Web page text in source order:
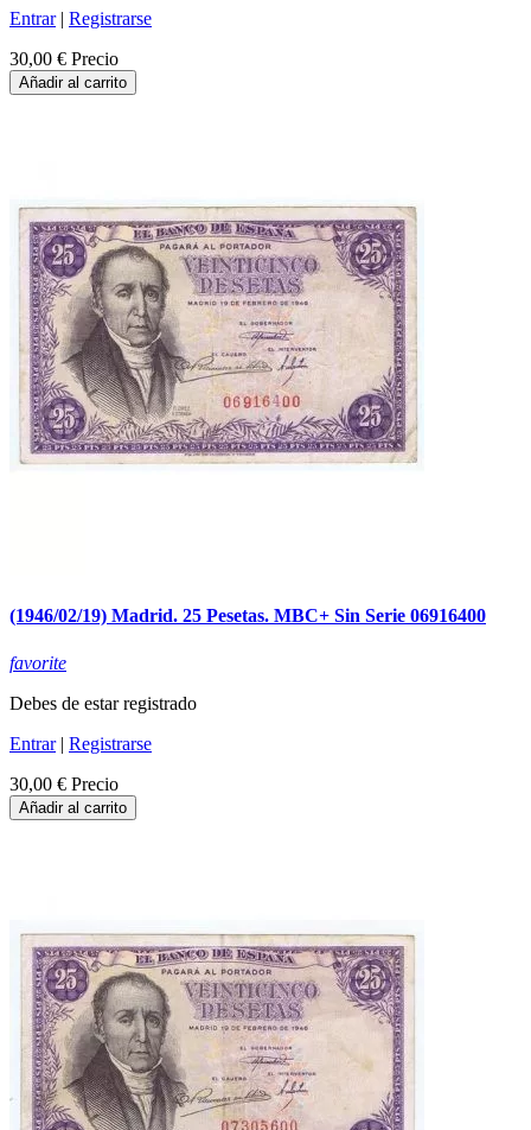
Entrar| Registrarse
30,00 € Precio
Añadir al carrito
(1946/02/19) Madrid. 25 Pesetas. MBC+ Sin Serie 06916400
favorite
Debes de estar registrado
Entrar| Registrarse
30,00 € Precio
Añadir al carrito